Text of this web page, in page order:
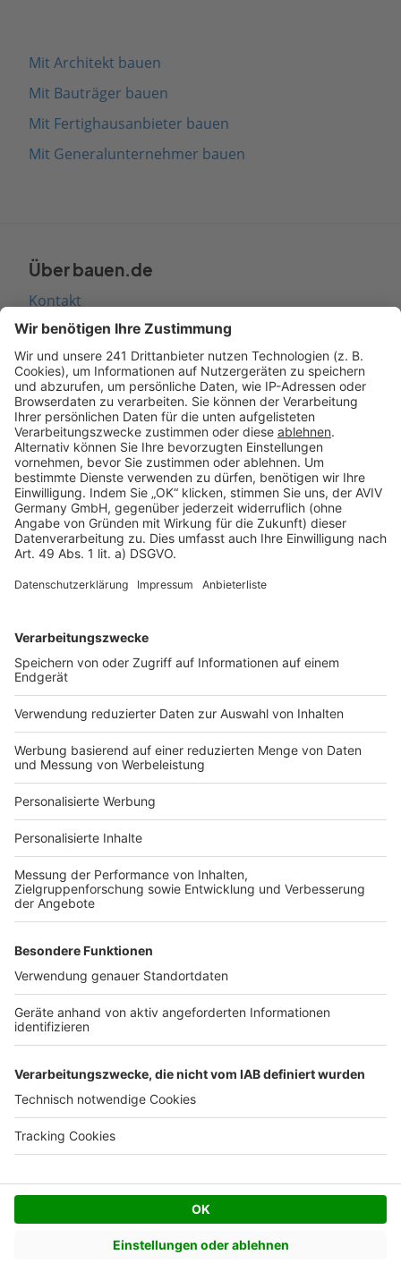
Mit Architekt bauen
Mit Bauträger bauen
Mit Fertighausanbieter bauen
Mit Generalunternehmer bauen
Über bauen.de
Kontakt
Seitenaufbau
Barrierefreiheit
Cookie Einstellungen
Rechtliches
AGB-Übersicht
Datenschutz
Impressum
Services
Bauprojekt-Quiz
Häuser-Suche
Hausanbieter-Suche
Bauprojekt-Profil
Für Unternehmen
Ihre Baufirma auf bauen.de
Kostenloses Infogespräch
© AVIV Germany GmbH - 2026
Facebook
Twitter